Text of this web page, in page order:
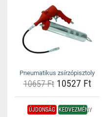
Pneumatikus zsírzópisztoly
10657 Ft10527 Ft
ÚJDONSÁG KEDVEZMÉNY